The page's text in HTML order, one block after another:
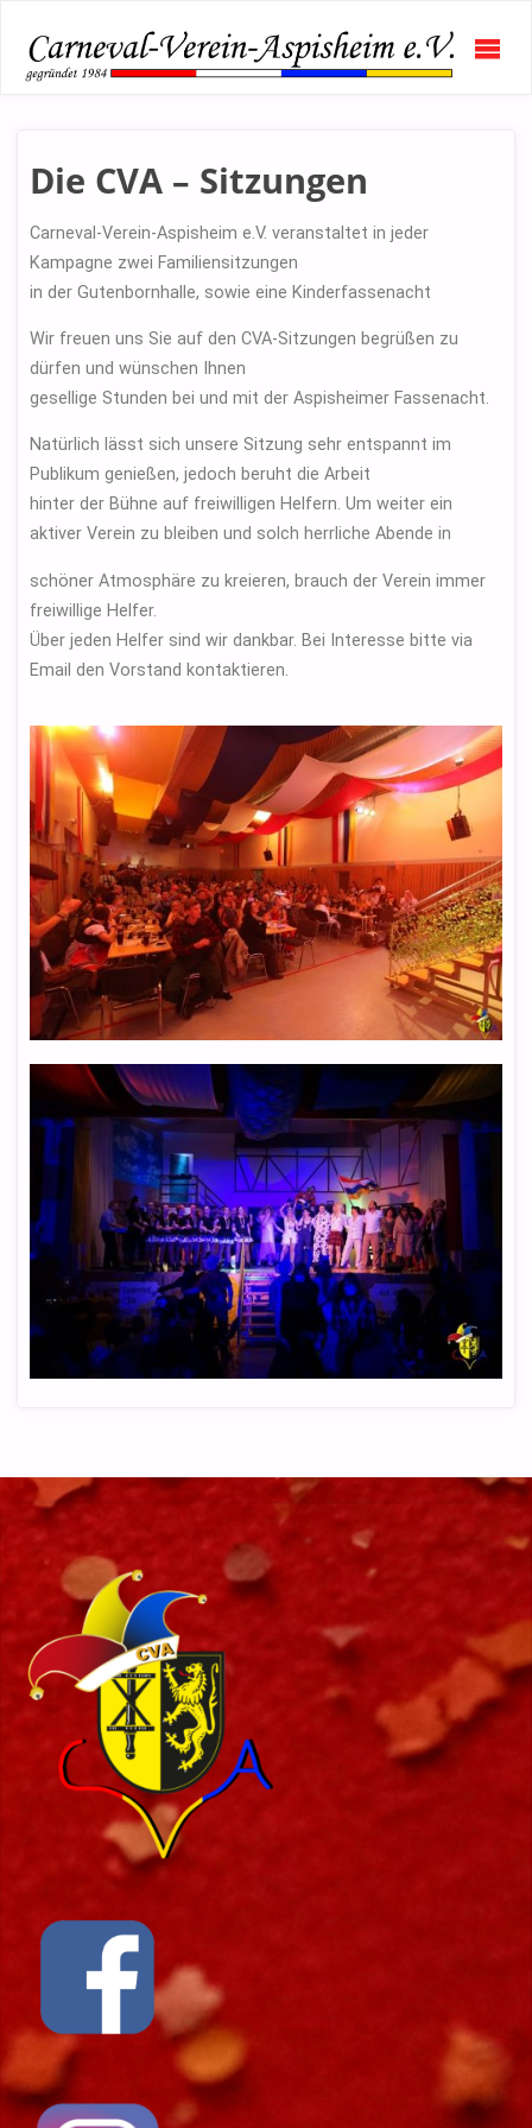
Die CVA – Sitzungen
Carneval-Verein-Aspisheim e.V. veranstaltet in jeder
Kampagne zwei Familiensitzungen
in der Gutenbornhalle, sowie eine Kinderfassenacht
Wir freuen uns Sie auf den CVA-Sitzungen begrüßen zu
dürfen und wünschen Ihnen
gesellige Stunden bei und mit der Aspisheimer Fassenacht.
Natürlich lässt sich unsere Sitzung sehr entspannt im
Publikum genießen, jedoch beruht die Arbeit
hinter der Bühne auf freiwilligen Helfern. Um weiter ein
aktiver Verein zu bleiben und solch herrliche Abende in
schöner Atmosphäre zu kreieren, brauch der Verein immer
freiwillige Helfer.
Über jeden Helfer sind wir dankbar. Bei Interesse bitte via
Email den Vorstand kontaktieren.